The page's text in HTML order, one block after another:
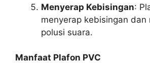
Menyerap Kebisingan:
menyerap kebisingan dan
polusi suara.
Manfaat Plafon PVC